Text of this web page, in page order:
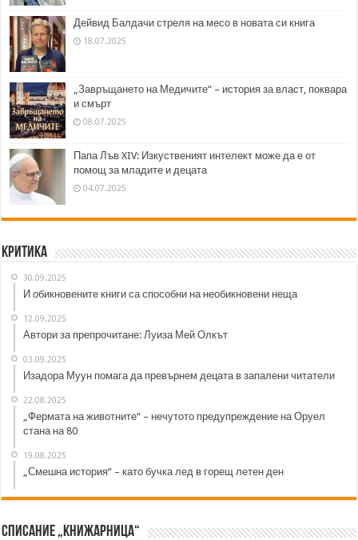
Дейвид Балдачи стреля на месо в новата си книга
18.07.2025
„Завръщането на Медичите“ – история за власт, поквара
и смърт
08.07.2025
Папа Лъв XIV: Изкуственият интелект може да е от
помощ за младите и децата
04.07.2025
Критика
30.09.2025
И обикновените книги са способни на необикновени неща
12.09.2025
Автори за препрочитане: Луиза Мей Олкът
03.09.2025
Изадора Муун помага да превърнем децата в запалени читатели
22.08.2025
„Фермата на животните“ – нечутото предупреждение на Оруел
стана на 80
19.08.2025
„Смешна история“ – като бучка лед в горещ летен ден
Списание „Книжарница“